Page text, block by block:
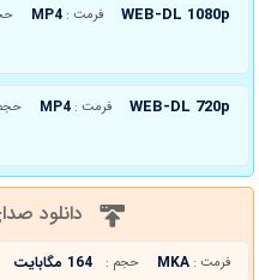
WEB-DL 1080p فرمت : MP4
WEB-DL 720p فرمت : MP4
دانلود
فرمت : MKA حجم : 164 مگابایت